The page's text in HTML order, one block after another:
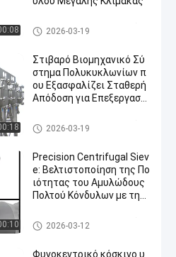
Μηχανή επεξεργασίας αμύλο
υ μανιόκων
2026-03-19
Στιβαρό Βιομηχανικό Σύ
στημα Πολυκυκλωνίων π
ου Εξασφαλίζει Σταθερή
Απόδοση για Επεξεργασία
ς
Μηχανή επεξεργασίας αμύλο
υ μανιόκων
2026-03-19
Precision Centrifugal Siev
e: Βελτιστοποίηση της Πο
ιότητας του Αμυλώδους
Πολτού Κόνδυλων με την
ωδών Παραπροϊόντων
Μηχανή επεξεργασίας αμύλο
υ μανιόκων
2026-03-12
Φυγοκεντρικό κόσκινο υ